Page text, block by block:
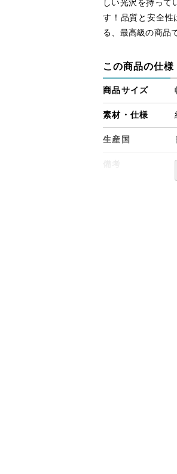
しい光沢を持って
す！品質と安全性
る、最高級の商品
この商品の仕様
商品サイズ
素材・仕様
生産国